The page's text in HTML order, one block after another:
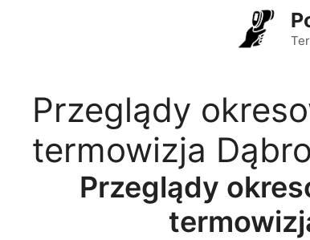
Przeglądy
termowizja
Przeglądy